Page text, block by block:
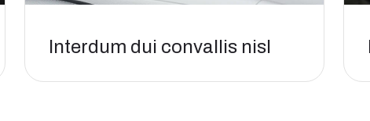
Interdum dui convallis nisl